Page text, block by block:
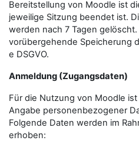
Bereitstellung von Moodle ist
jeweilige Sitzung beendet ist.
werden nach 7 Tagen
vorübergehende Speicherung
e DSGVO.
Anmeldung (Zugangsdaten)
Für die Nutzung von Moodle
Angabe personenbezogener
Folgende Daten werden im
erhoben: